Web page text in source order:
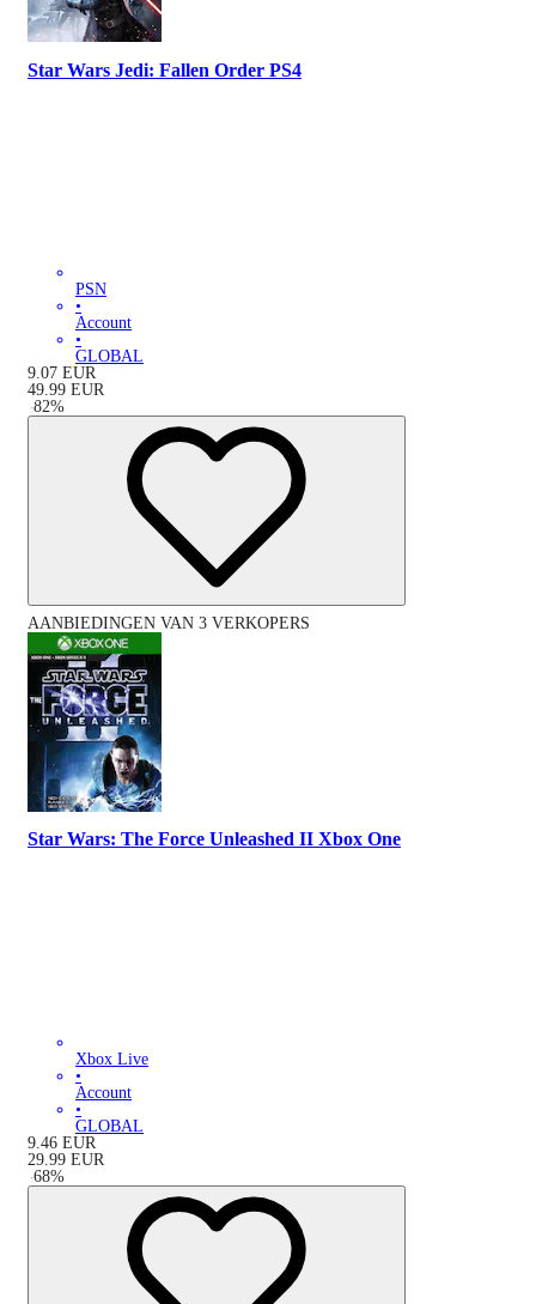
Star Wars Jedi: Fallen Order PS4
PSN
•
Account
•
GLOBAL
9.07 EUR
49.99 EUR
-82%
AANBIEDINGEN VAN 3 VERKOPERS
Star Wars: The Force Unleashed II Xbox One
Xbox Live
•
Account
•
GLOBAL
9.46 EUR
29.99 EUR
-68%